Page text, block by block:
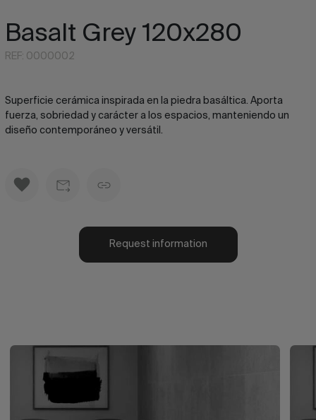
Basalt Grey 120x280
REF: 0000002
Superficie cerámica inspirada en la piedra basáltica. Aporta
fuerza, sobriedad y carácter a los espacios, manteniendo un
diseño contemporáneo y versátil.
Request information